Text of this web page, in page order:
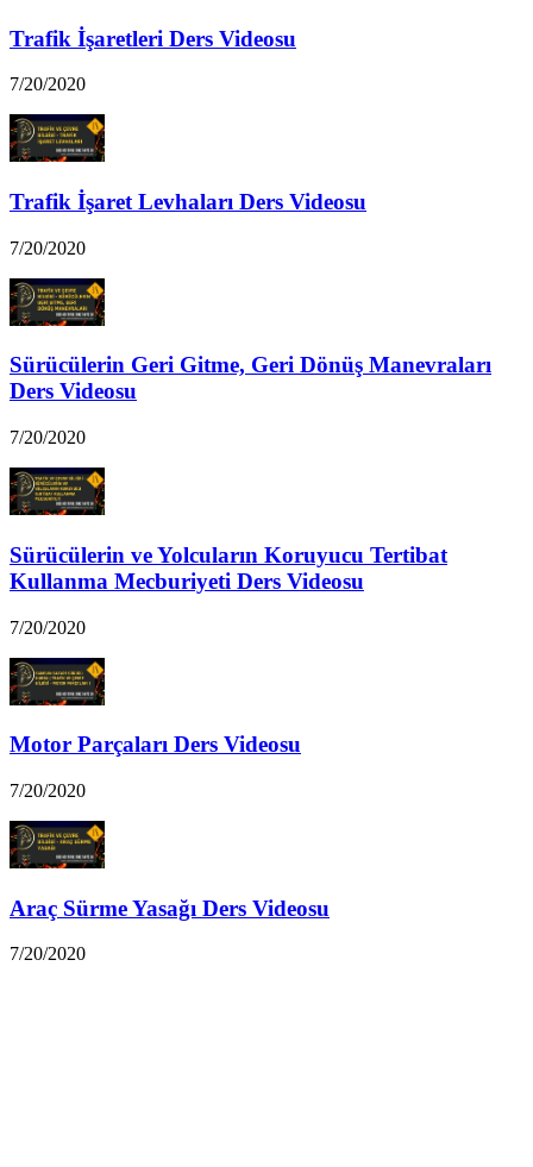
Trafik İşaretleri Ders Videosu
7/20/2020
Trafik İşaret Levhaları Ders Videosu
7/20/2020
Sürücülerin Geri Gitme, Geri Dönüş Manevraları
Ders Videosu
7/20/2020
Sürücülerin ve Yolcuların Koruyucu Tertibat
Kullanma Mecburiyeti Ders Videosu
7/20/2020
Motor Parçaları Ders Videosu
7/20/2020
Araç Sürme Yasağı Ders Videosu
7/20/2020